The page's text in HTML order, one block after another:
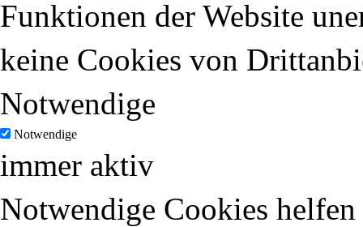
Funktionen der Website
keine Cookies von
Notwendige
Notwendige
immer aktiv
Notwendige Cookies